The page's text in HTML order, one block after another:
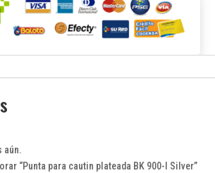
aún.
“Punta para cautin plateada BK 900-I Silver”